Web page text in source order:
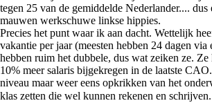
tegen 25 van de gemiddelde Nederlander.... dus
mauwen werkschuwe linkse hippies.
Precies het punt waar ik aan dacht. Wettelijk
vakantie per jaar (meesten hebben 24 dagen
hebben ruim het dubbele, dus wat zeiken ze. Ze
10% meer salaris bijgekregen in de laatste
niveau maar weer eens opkrikken van het
klas zetten die wel kunnen rekenen en schrijven.